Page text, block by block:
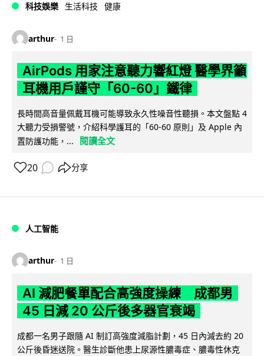
科技娛樂 生活科技 健康
arthur 1 日
AirPods 用家注意聽力響紅燈 醫學界籲
耳機用戶謹守「60-60」鐵律
長時間高音量佩戴耳機可能導致永久性噪音性聽損。本文盤點 4
大聽力受損警號，介紹科學護耳的「60-60 原則」及 Apple 內
置防護功能，...
閱讀全文
20 分享
人工智能
arthur 1 日
AI 減肥餐單配合高強度操練 成都男
45 日減 20 公斤後多器官衰竭
成都一名男子跟隨 AI 制訂高強度減脂計劃，45 日內減去約 20
公斤後昏迷送院。醫生診斷他患上尿源性膿毒症、膿毒性休克